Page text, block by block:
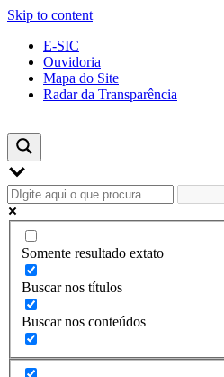
Skip to content
E-SIC
Ouvidoria
Mapa do Site
Radar da Transparência
Somente resultado extato
Buscar nos títulos
Buscar nos conteúdos